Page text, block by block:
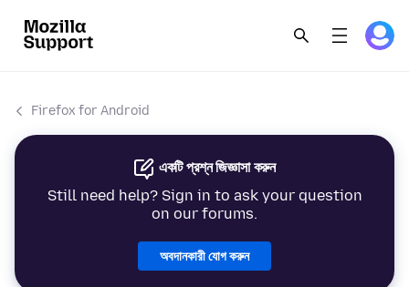
Firefox for Android
একটি প্রশ্ন জিজ্ঞাসা করুন
Still need help? Sign in to ask your question
on our forums.
অবদানকারী যোগ করুন